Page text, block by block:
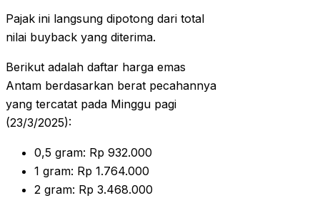
Pajak ini langsung dipotong dari total
nilai buyback yang diterima.
Berikut adalah daftar harga emas
Antam berdasarkan berat pecahannya
yang tercatat pada Minggu pagi
(23/3/2025):
0,5 gram: Rp 932.000
1 gram: Rp 1.764.000
2 gram: Rp 3.468.000